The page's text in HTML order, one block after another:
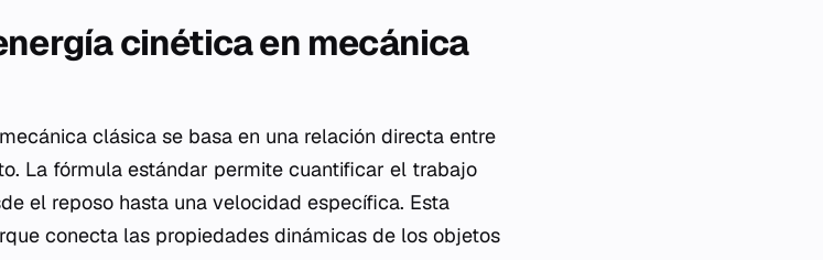
cinética en mecánica
clásica se basa en una relación directa entre
La fórmula estándar permite cuantificar el trabajo
el reposo hasta una velocidad específica. Esta
conecta las propiedades dinámicas de los objetos